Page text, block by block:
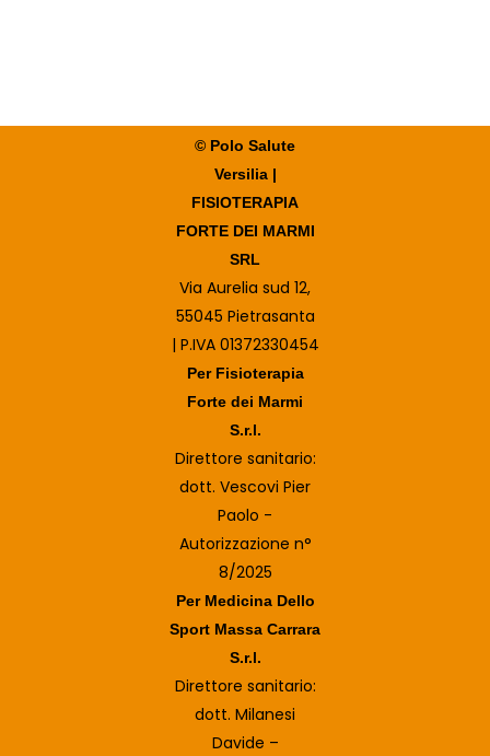
© Polo Salute
Versilia |
FISIOTERAPIA
FORTE DEI MARMI
SRL
Via Aurelia sud 12,
55045 Pietrasanta
| P.IVA 01372330454
Per Fisioterapia
Forte dei Marmi
S.r.l.
Direttore sanitario:
dott. Vescovi Pier
Paolo -
Autorizzazione n°
8/2025
Per Medicina Dello
Sport Massa Carrara
S.r.l.
Direttore sanitario:
dott. Milanesi
Davide –